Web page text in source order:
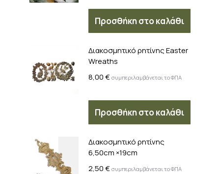
Προσθήκη στο καλάθι
Διακοσμητικό ρητίνης Easter
Wreaths
8,00€ συμπεριλαμβάνεται το ΦΠΑ
Προσθήκη στο καλάθι
Διακοσμητικό ρητίνης
6,50cm ×19cm
2,50€ συμπεριλαμβάνεται το ΦΠΑ